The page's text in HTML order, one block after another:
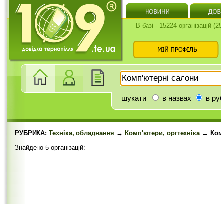
В базі - 15224 організацій
шукати: в назвах в
РУБРИКА: Техніка, обладнання → Комп'ютери, оргтехніка→
Знайдено 5 організацій: